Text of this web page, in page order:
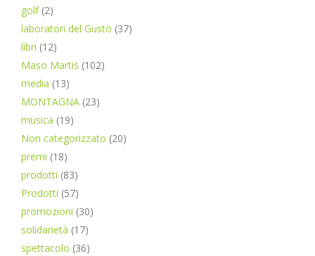
golf(2)
laboratori del Gusto (37)
libri (12)
Maso Martis (102)
media (13)
MONTAGNA (23)
musica (19)
Non categorizzato (20)
premi (18)
prodotti (83)
Prodotti (57)
promozioni (30)
solidarietà (17)
spettacolo (36)